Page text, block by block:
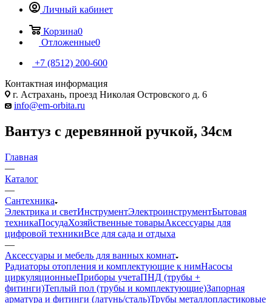
Личный кабинет
Корзина0
Отложенные0
+7 (8512) 200-600
Контактная информация
г. Астрахань, проезд Николая Островского д. 6
info@em-orbita.ru
Вантуз с деревянной ручкой, 34см
Главная
—
Каталог
—
Сантехника
Электрика и светИнструментЭлектроинструментБытовая
техникаПосудаХозяйственные товарыАксессуары для
цифровой техникиВсе для сада и отдыха
—
Аксессуары и мебель для ванных комнат
Радиаторы отопления и комплектующие к нимНасосы
циркуляционныеПриборы учетаПНД (трубы +
фитинги)Теплый пол (трубы и комплектующие)Запорная
арматура и фитинги (латунь/сталь)Трубы металлопластиковые